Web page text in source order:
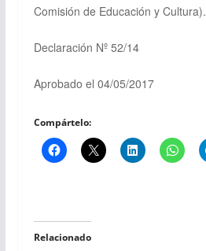
Comisión de Educación y Cultura).
Declaración Nº 52/14
Aprobado el 04/05/2017
Compártelo:
Relacionado